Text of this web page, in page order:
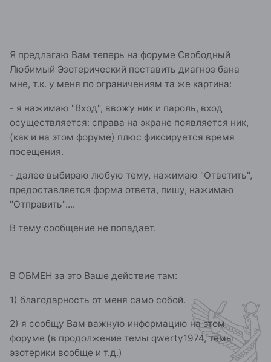
Я предлагаю Вам теперь на форуме Свободный
Любимый Эзотерический поставить диагноз бана
мне, т.к. у меня по ограничениям та же картина:
- я нажимаю "Вход", ввожу ник и пароль, вход
осуществляется: справа на экране появляется ник,
(как и на этом форуме) плюс фиксируется время
посещения.
- далее выбираю любую тему, нажимаю "Ответить",
предоставляется форма ответа, пишу, нажимаю
"Отправить"....
В тему сообщение не попадает.
В ОБМЕН за это Ваше действие там:
1) благодарность от меня само собой.
2) я сообщу Вам важную информацию на этом
форуме (в продолжение темы qwerty1974, темы
эзотерики вообще и т.д.)